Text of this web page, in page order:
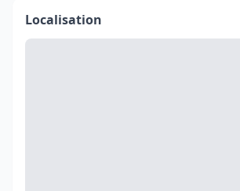
Localisation